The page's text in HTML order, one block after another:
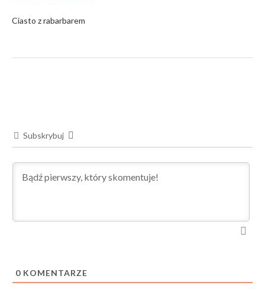
Ciasto z rabarbarem
Subskrybuj
0 KOMENTARZE